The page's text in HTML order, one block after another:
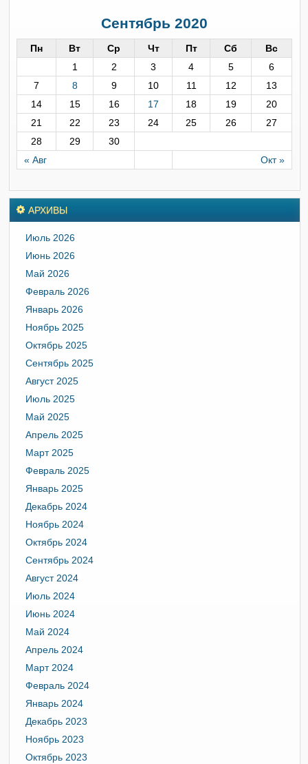
Сентябрь 2020
Пн Вт Ср Чт Пт Сб Вс
« Авг Окт »
1 2 3 4 5
6
7
8 9 10 11 12
13
14
15 16 17 18 19
20
21
22 23 24 25 26
27
28
29 30
АРХИВЫ
Июль 2026
Июнь 2026
Май 2026
Февраль 2026
Январь 2026
Ноябрь 2025
Октябрь 2025
Сентябрь 2025
Август 2025
Июль 2025
Май 2025
Апрель 2025
Март 2025
Февраль 2025
Январь 2025
Декабрь 2024
Ноябрь 2024
Октябрь 2024
Сентябрь 2024
Август 2024
Июль 2024
Июнь 2024
Май 2024
Апрель 2024
Март 2024
Февраль 2024
Январь 2024
Декабрь 2023
Ноябрь 2023
Октябрь 2023